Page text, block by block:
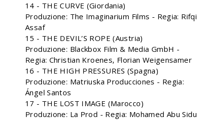
14 - THE CURVE (Giordania)
Produzione: The Imaginarium Films - Regia: Rifqi
Assaf
15 - THE DEVIL’S ROPE (Austria)
Produzione: Blackbox Film & Media GmbH -
Regia: Christian Kroenes, Florian Weigensamer
16 - THE HIGH PRESSURES (Spagna)
Produzione: Matriuska Producciones - Regia:
Ángel Santos
17 - THE LOST IMAGE (Marocco)
Produzione: La Prod - Regia: Mohamed Abu Sidu